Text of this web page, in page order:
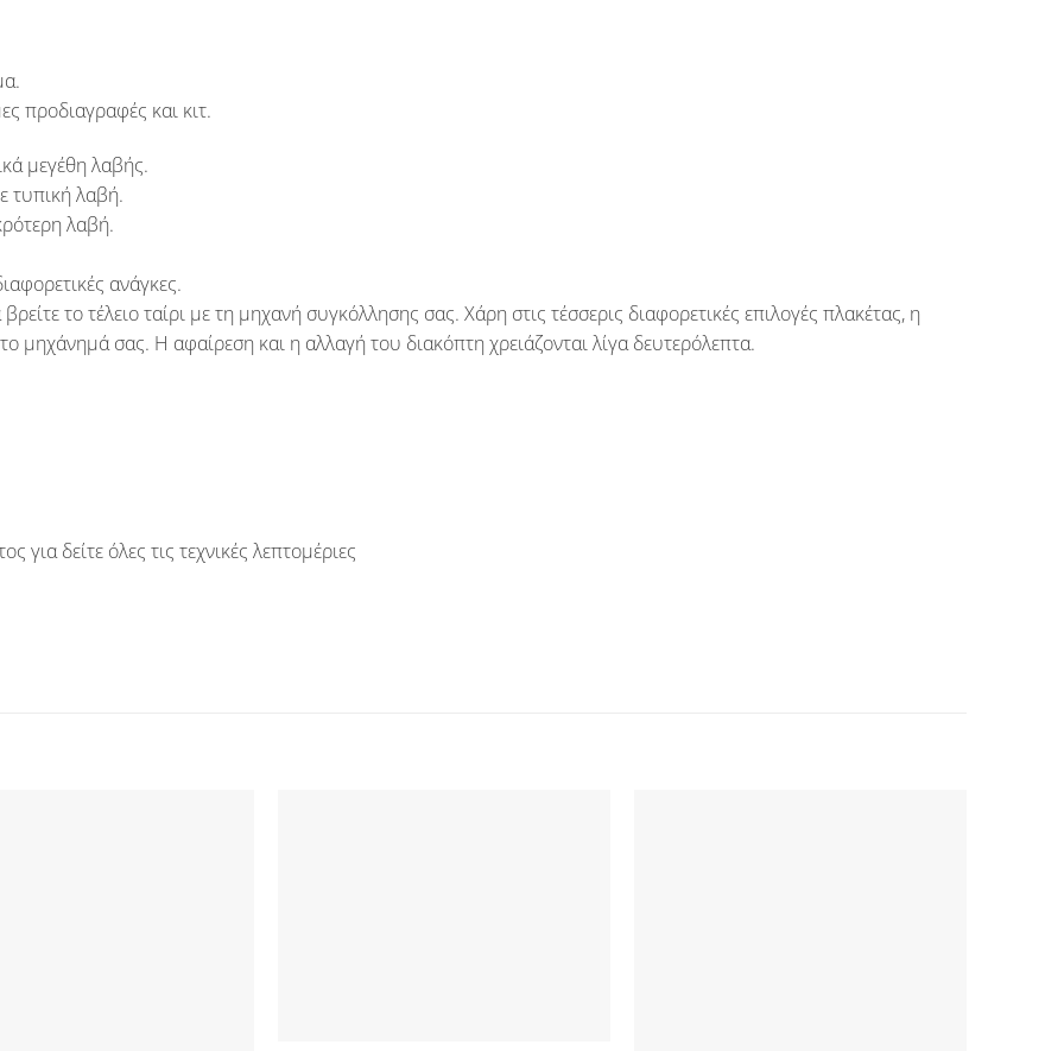
προδιαγραφές και κιτ.
μεγέθη λαβής.
τυπική λαβή.
λαβή.
ανάγκες.
το τέλειο ταίρι με τη μηχανή συγκόλλησης σας. Χάρη στις τέσσερις διαφορετικές επιλογές πλακέτας, η
μηχάνημά σας. Η αφαίρεση και η αλλαγή του διακόπτη χρειάζονται λίγα δευτερόλεπτα.
για δείτε όλες τις τεχνικές λεπτομέριες